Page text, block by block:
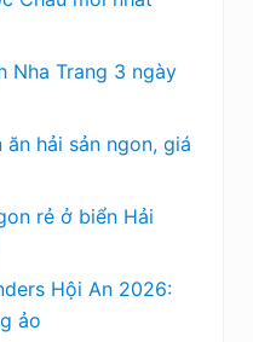
Nha Trang 3 ngày
hải sản ngon, giá
rẻ ở biển Hải
Hội An 2026:
ảo